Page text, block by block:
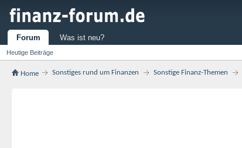
Forum
Heutige Beiträge
Was ist neu?
Home Sonstiges rund um Finanzen Sonstige Finanz-Themen